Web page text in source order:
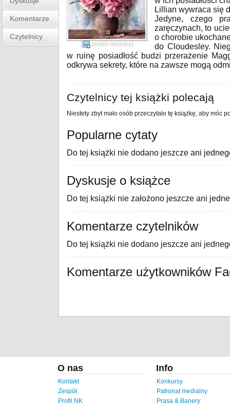
Komentarze
Czytelnicy
[ zmień okładkę]
Lillian wywraca się
Jedyne, czego
zaręczynach, to
o chorobie
do Cloudesley.
w ruinę posiadłość budzi przerażenie
odkrywa sekrety, które na zawsze mogą
Czytelnicy tej książki polecają
Niestety zbyt mało osób przeczytało tę książkę, aby móc
Popularne cytaty
Do tej książki nie dodano jeszcze ani
Dyskusje o książce
Do tej książki nie założono jeszcze ani
Komentarze czytelników
Do tej książki nie dodano jeszcze ani
Komentarze użytkowników
O nas
Kontakt
Zespół
Profil NK
Info
Konkursy
Patronat medialny
Prasa & Banery